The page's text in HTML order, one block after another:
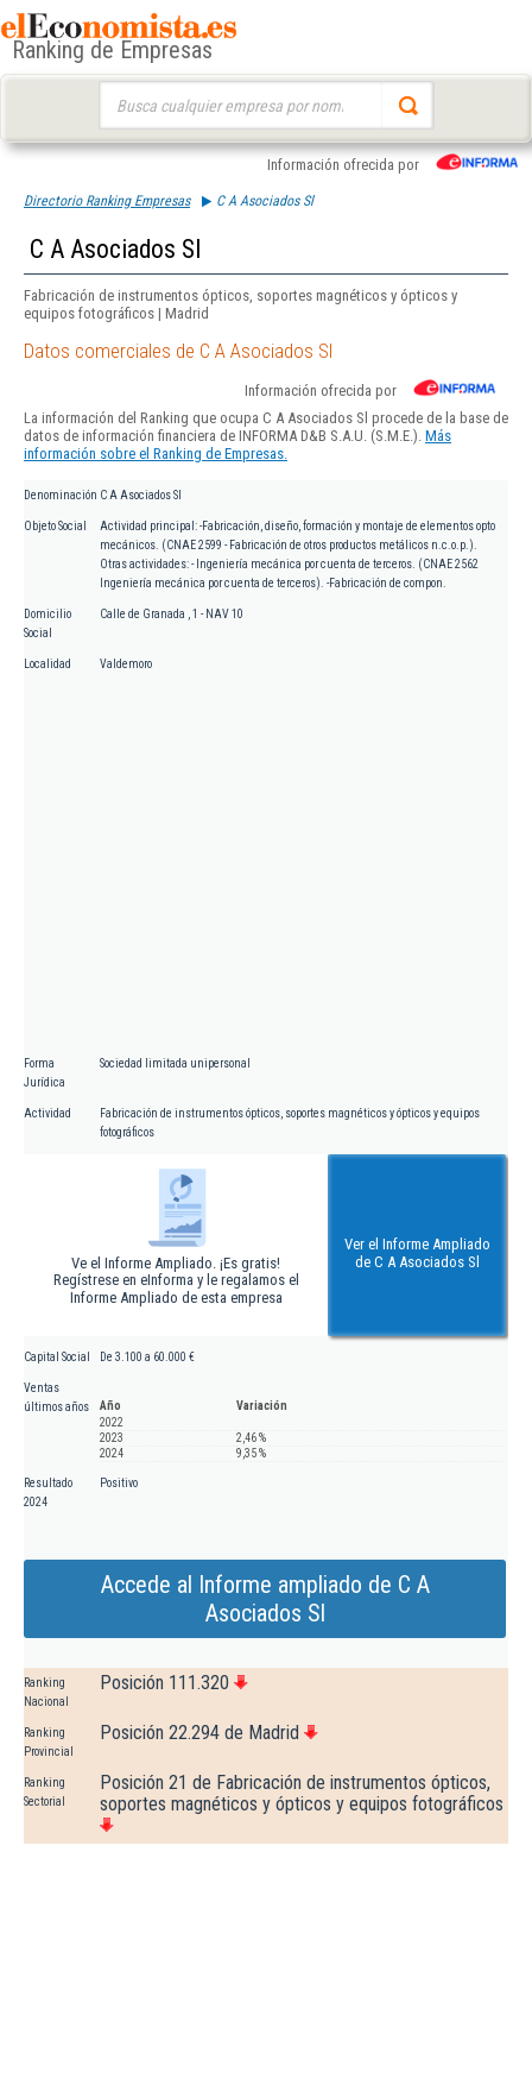
Ranking de Empresas
Información ofrecida por
Directorio Ranking Empresas C A Asociados Sl
C A Asociados Sl
Fabricación de instrumentos ópticos, soportes magnéticos y ópticos y
equipos fotográficos | Madrid
Datos comerciales de C A Asociados Sl
Información ofrecida por
La información del Ranking que ocupa C A Asociados Sl procede de la base de
datos de información financiera de INFORMA D&B S.A.U. (S.M.E.). Más
información sobre el Ranking de Empresas.
Denominación C A Asociados Sl
Objeto Social
Actividad principal: -Fabricación, diseño, formación y montaje de elementos opto
mecánicos. (CNAE 2599 - Fabricación de otros productos metálicos n.c.o.p.).
Otras actividades: - Ingeniería mecánica por cuenta de terceros. (CNAE 2562
Ingeniería mecánica por cuenta de terceros). -Fabricación de compon.
Domicilio
Social
Calle de Granada , 1 - NAV 10
Localidad Valdemoro
Forma
Jurídica
Sociedad limitada unipersonal
Actividad
Fabricación de instrumentos ópticos, soportes magnéticos y ópticos y equipos
fotográficos
Ve el Informe Ampliado. ¡Es gratis!
Regístrese en eInforma y le regalamos el
Informe Ampliado de esta empresa
Ver el Informe Ampliado
de C A Asociados Sl
Capital Social De 3.100 a 60.000 €
Ventas
últimos años
Año
Variación
2022
2023
2,46 %
2024
9,35 %
Resultado
2024
Positivo
Accede al Informe ampliado de C A
Asociados Sl
Ranking
Nacional
Posición 111.320
Ranking
Provincial
Posición 22.294 de Madrid
Ranking
Sectorial
Posición 21 de Fabricación de instrumentos ópticos,
soportes magnéticos y ópticos y equipos fotográficos